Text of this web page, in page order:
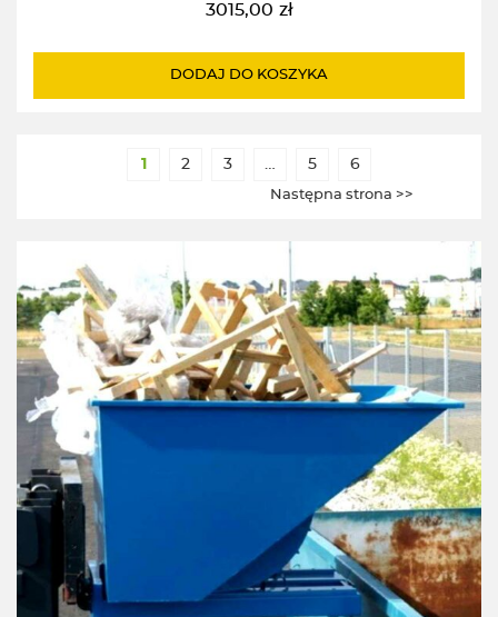
3015,00 zł
DODAJ DO KOSZYKA
1 2 3 … 5 6
Następna strona >>